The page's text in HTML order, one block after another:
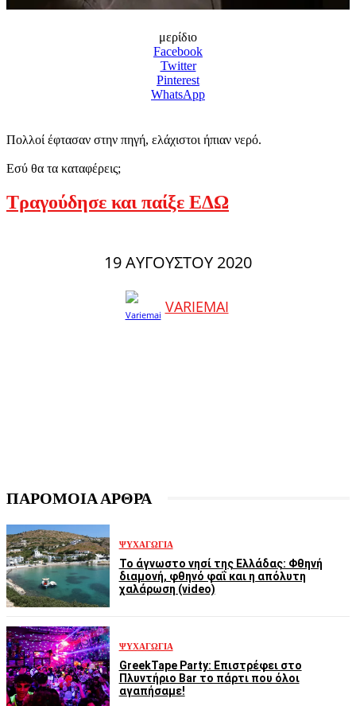
μερίδιο
Facebook
Twitter
Pinterest
WhatsApp
Πολλοί έφτασαν στην πηγή, ελάχιστοι ήπιαν νερό.
Εσύ θα τα καταφέρεις;
Τραγούδησε και παίξε ΕΔΩ
19 ΑΥΓΟΎΣΤΟΥ 2020
VARIEMAI
ΠΑΡΟΜΟΙΑ ΑΡΘΡΑ
ΨΥΧΑΓΩΓΊΑ
Το άγνωστο νησί της Ελλάδας: Φθηνή
διαμονή, φθηνό φαΐ και η απόλυτη
χαλάρωση (video)
ΨΥΧΑΓΩΓΊΑ
GreekTape Party: Επιστρέφει στο
Πλυντήριο Bar το πάρτι που όλοι
αγαπήσαμε!